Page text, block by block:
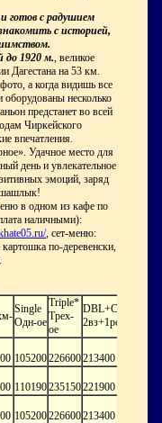
готов с радушием
с историей,
до 1920 м. , великое
Дагестана на 53 км.
а когда видишь все
несколько
предстанет во всей
Чиркейского
впечатления.
Удачное место для
день и увлекательное
эмоций, заряд
шашлык!
в одном из кафе по
наличными):
, сет-меню:
по-деревенски,
Single
Одн-ое
Triple*
Трех-
ое
DBL+СH
2вз+1реб
105200226600213400
110190235150221900
105200226600213400